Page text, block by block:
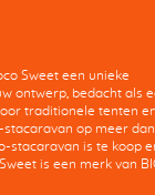
Sweet een unieke
ontwerp, bedacht als
traditionele tenten en
op meer
stacaravan is te koop
is een merk van